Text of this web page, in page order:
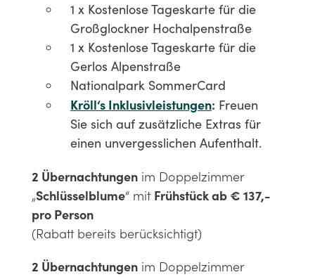
1 x Kostenlose Tageskarte für die
Großglockner Hochalpenstraße
1 x Kostenlose Tageskarte für die
Gerlos Alpenstraße
Nationalpark SommerCard
Kröll‘s Inklusivleistungen: Freuen
Sie sich auf zusätzliche Extras für
einen unvergesslichen Aufenthalt.
2 Übernachtungenim Doppelzimmer
„Schlüsselblume“ mit Frühstück ab € 137,-
pro Person
(Rabatt bereits berücksichtigt)
2 Übernachtungenim Doppelzimmer